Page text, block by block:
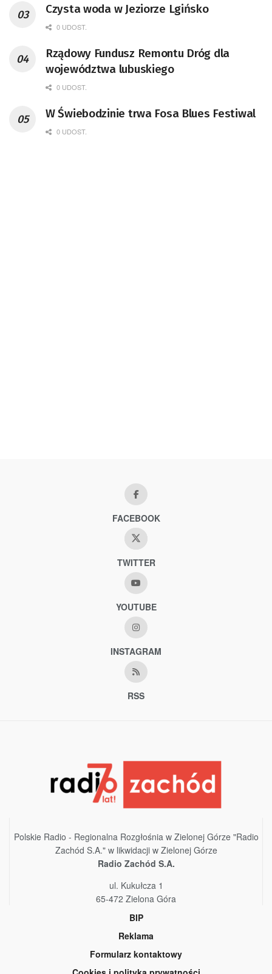
Czysta woda w Jeziorze Lgińsko
0 UDOST.
Rządowy Fundusz Remontu Dróg dla
województwa lubuskiego
0 UDOST.
W Świebodzinie trwa Fosa Blues Festiwal
0 UDOST.
FACEBOOK
TWITTER
YOUTUBE
INSTAGRAM
RSS
Polskie Radio - Regionalna Rozgłośnia w Zielonej Górze "Radio
Zachód S.A." w likwidacji w Zielonej Górze
Radio Zachód S.A.
ul. Kukułcza 1
65-472 Zielona Góra
BIP
Reklama
Formularz kontaktowy